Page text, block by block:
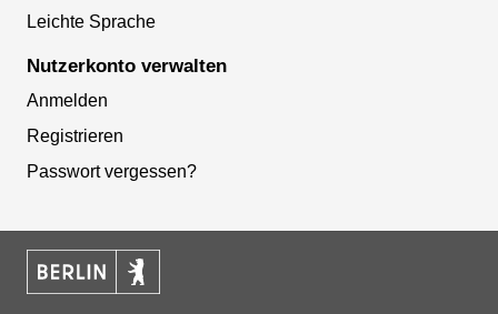
Leichte Sprache
Nutzerkonto verwalten
Anmelden
Registrieren
Passwort vergessen?